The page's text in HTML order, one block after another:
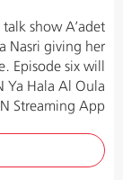
show A’adet
Nasri giving her
Episode six will
Ya Hala Al Oula
Streaming App.